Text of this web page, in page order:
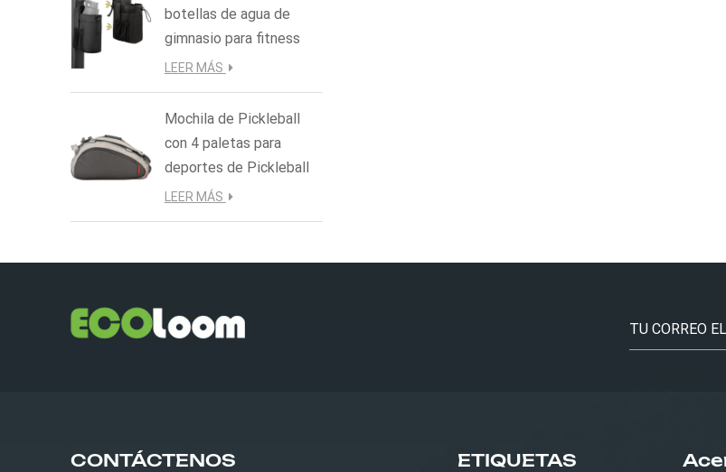
botellas de agua de
gimnasio para fitness
LEER MÁS
Mochila de Pickleball
con 4 paletas para
deportes de Pickleball
LEER MÁS
CONTÁCTENOS
ETIQUETAS